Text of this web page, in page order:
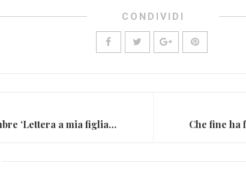
CONDIVIDI
Nek, in arrivo a Settembre ‘Lettera a mia figlia sull’amore’